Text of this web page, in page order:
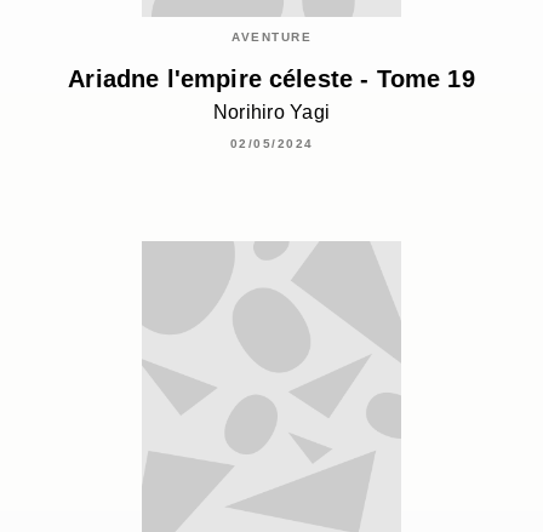
AVENTURE
Ariadne l'empire céleste - Tome 19
Norihiro Yagi
02/05/2024